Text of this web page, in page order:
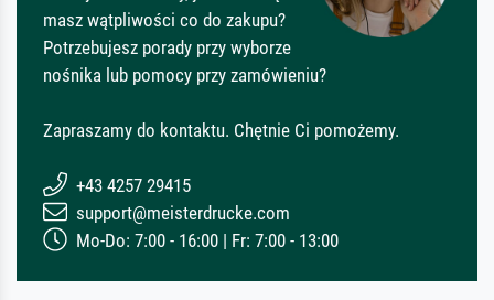
masz wątpliwości co do zakupu?
Potrzebujesz porady przy wyborze
nośnika lub pomocy przy zamówieniu?
Zapraszamy do kontaktu. Chętnie Ci pomożemy.
+43 4257 29415
support@meisterdrucke.com
Mo-Do: 7:00 - 16:00 | Fr: 7:00 - 13:00